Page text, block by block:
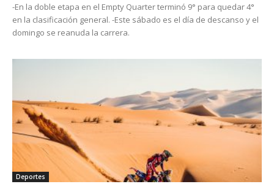
-En la doble etapa en el Empty Quarter terminó 9° para quedar 4°
en la clasificación general. -Este sábado es el día de descanso y el
domingo se reanuda la carrera.
Deportes